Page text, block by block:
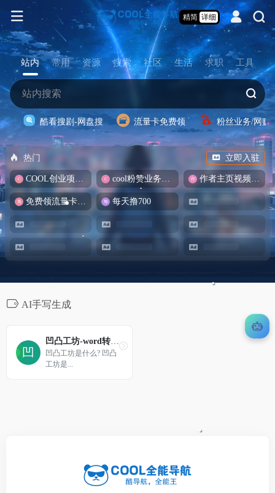
精简 详细
站内 常用 资源 搜索 社区 生活 求职 工具
酷看搜剧-网盘搜 流量卡免费领 粉丝业务/网赚/
热门 立即入驻
COOL创业项目商城 cool粉赞业务商城【爆粉引流】 作者主页视频批量提取
免费领流量卡-包邮 每天撸700
AI手写生成
凹凸工坊-word转手写体
凹凸工坊是什么? 凹凸
工坊是...